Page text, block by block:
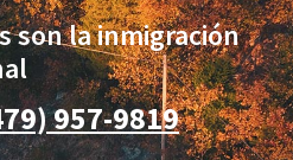
sonla inmigración
957-9819